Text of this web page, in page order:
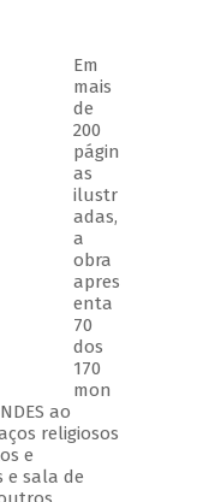
Em
mais
de
200
págin
as
ilustr
adas,
a
obra
apres
enta
70
dos
170
mon
ao
religiosos
e
e sala de